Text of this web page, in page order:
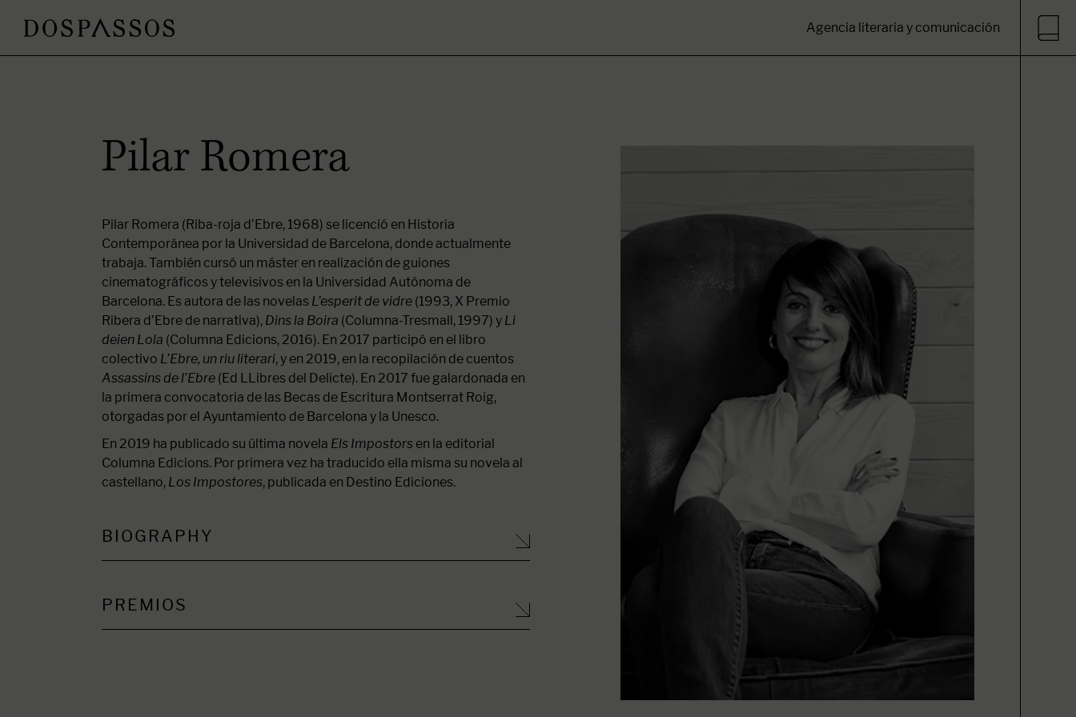
Agencia literaria y comunicación
Pilar Romera
Pilar Romera (Riba-roja d’Ebre, 1968) se licenció en Historia
Contemporánea por la Universidad de Barcelona, ​​donde actualmente
trabaja. También cursó un máster en realización de guiones
cinematográficos y televisivos en la Universidad Autónoma de
Barcelona. Es autora de las novelas L’esperit de vidre (1993, X Premio
Ribera d’Ebre de narrativa), Dins la Boira (Columna-Tresmall, 1997) y Li
deien Lola (Columna Edicions, 2016). En 2017 participó en el libro
colectivo L’Ebre, un riu literari, y en 2019, en la recopilación de cuentos
Assassins de l’Ebre (Ed LLibres del Delicte). En 2017 fue galardonada en
la primera convocatoria de las Becas de Escritura Montserrat Roig,
otorgadas por el Ayuntamiento de Barcelona y la Unesco.
En 2019 ha publicado su última novela Els Impostors en la editorial
Columna Edicions. Por primera vez ha traducido ella misma su novela al
castellano, Los Impostores, publicada en Destino Ediciones.
BIOGRAPHY
PREMIOS